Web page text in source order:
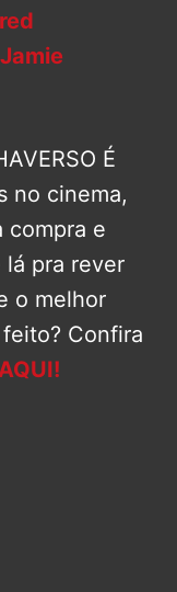
Jamie
É
no cinema,
compra e
pra rever
o melhor
Confira